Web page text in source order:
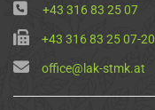
+43 316 83 25 07
+43 316 83 25 07-20
office@lak-stmk.at